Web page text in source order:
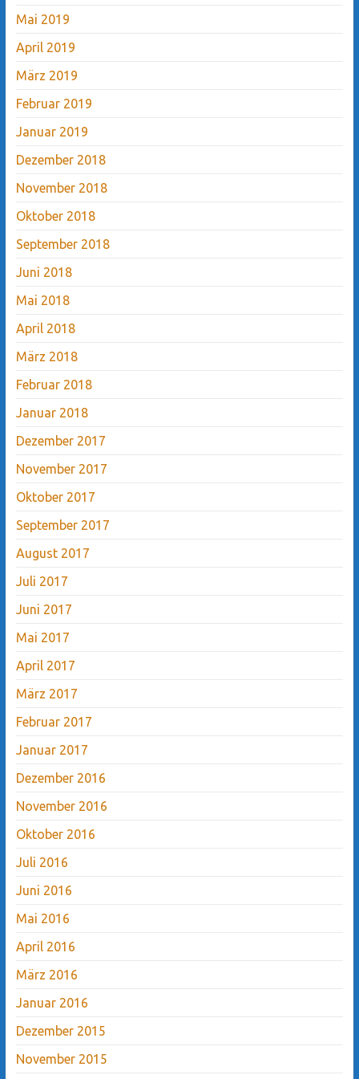
Mai 2019
April 2019
März 2019
Februar 2019
Januar 2019
Dezember 2018
November 2018
Oktober 2018
September 2018
Juni 2018
Mai 2018
April 2018
März 2018
Februar 2018
Januar 2018
Dezember 2017
November 2017
Oktober 2017
September 2017
August 2017
Juli 2017
Juni 2017
Mai 2017
April 2017
März 2017
Februar 2017
Januar 2017
Dezember 2016
November 2016
Oktober 2016
Juli 2016
Juni 2016
Mai 2016
April 2016
März 2016
Januar 2016
Dezember 2015
November 2015